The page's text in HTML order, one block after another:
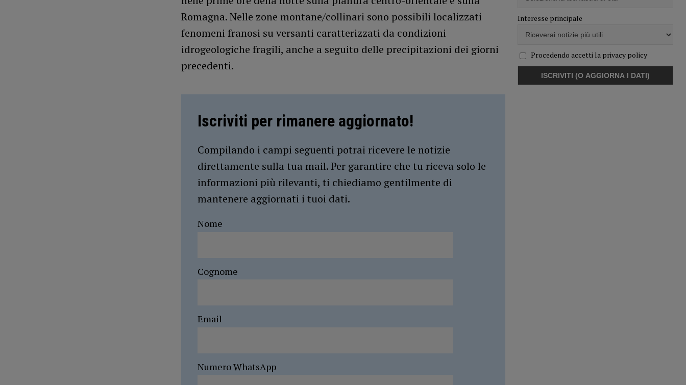
Romagna. Nelle zone montane/collinari sono possibili localizzati
fenomeni franosi su versanti caratterizzati da condizioni
idrogeologiche fragili, anche a seguito delle precipitazioni dei giorni
precedenti.
Iscriviti per rimanere aggiornato!
Compilando i campi seguenti potrai ricevere le notizie
direttamente sulla tua mail. Per garantire che tu riceva solo le
informazioni più rilevanti, ti chiediamo gentilmente di
mantenere aggiornati i tuoi dati.
Nome
Cognome
Email
Numero WhatsApp
Interesse principale
Procedendo accetti la privacy policy